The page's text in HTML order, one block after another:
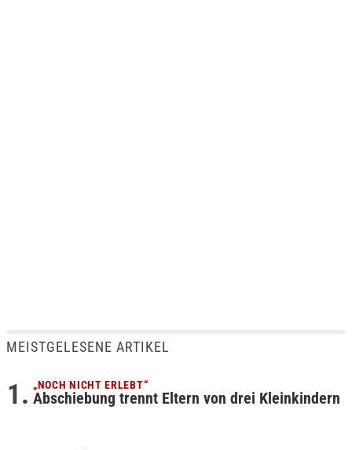
MEISTGELESENE ARTIKEL
„NOCH NICHT ERLEBT“
Abschiebung trennt Eltern von drei Kleinkindern